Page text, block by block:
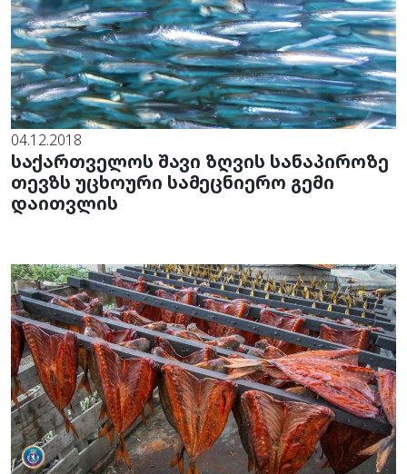
04.12.2018
საქართველოს შავი ზღვის სანაპიროზე
თევზს უცხოური სამეცნიერო გემი
დაითვლის